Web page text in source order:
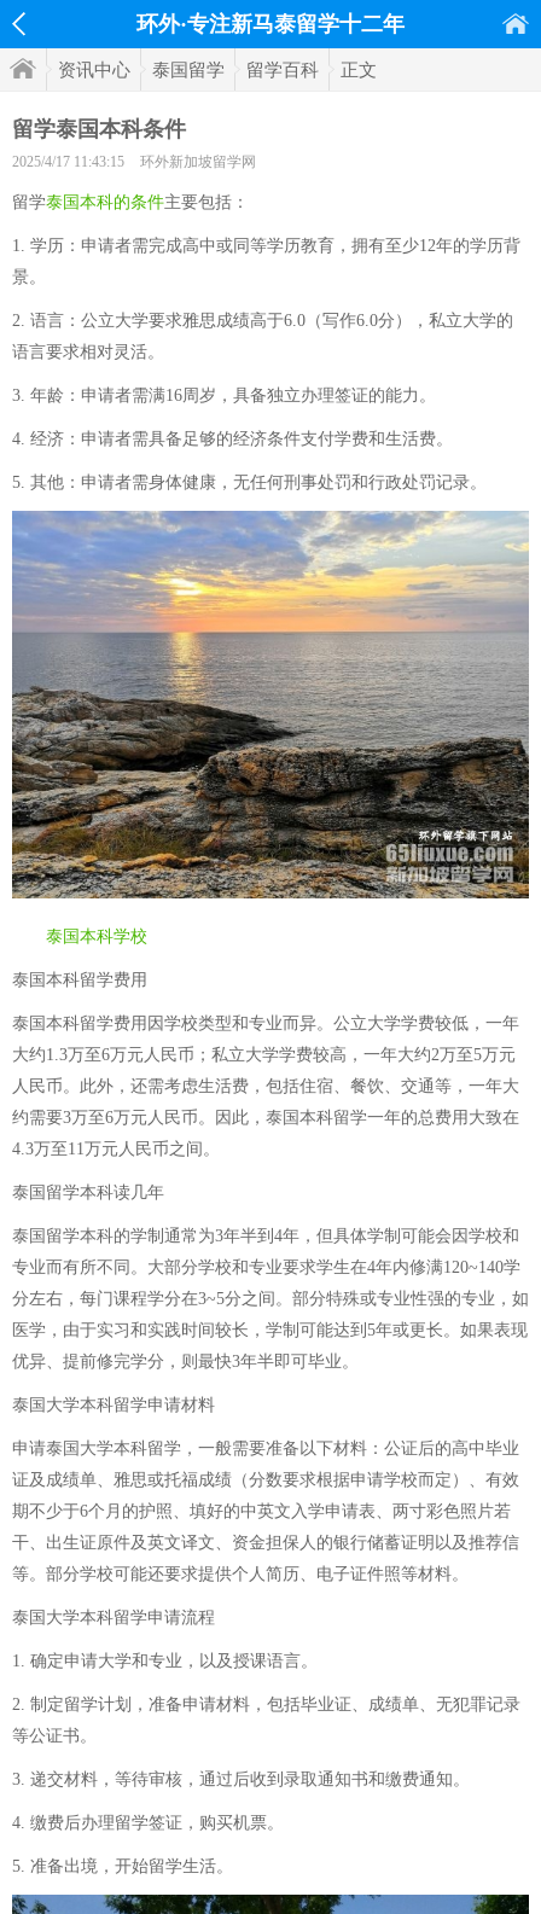
环外·专注新马泰留学十二年
资讯中心 泰国留学 留学百科 正文
留学泰国本科条件
2025/4/17 11:43:15 环外新加坡留学网
留学泰国本科的条件主要包括：
1. 学历：申请者需完成高中或同等学历教育，拥有至少12年的学历背
景。
2. 语言：公立大学要求雅思成绩高于6.0（写作6.0分），私立大学的
语言要求相对灵活。
3. 年龄：申请者需满16周岁，具备独立办理签证的能力。
4. 经济：申请者需具备足够的经济条件支付学费和生活费。
5. 其他：申请者需身体健康，无任何刑事处罚和行政处罚记录。
泰国本科学校
泰国本科留学费用
泰国本科留学费用因学校类型和专业而异。公立大学学费较低，一年
大约1.3万至6万元人民币；私立大学学费较高，一年大约2万至5万元
人民币。此外，还需考虑生活费，包括住宿、餐饮、交通等，一年大
约需要3万至6万元人民币。因此，泰国本科留学一年的总费用大致在
4.3万至11万元人民币之间。
泰国留学本科读几年
泰国留学本科的学制通常为3年半到4年，但具体学制可能会因学校和
专业而有所不同。大部分学校和专业要求学生在4年内修满120~140学
分左右，每门课程学分在3~5分之间。部分特殊或专业性强的专业，如
医学，由于实习和实践时间较长，学制可能达到5年或更长。如果表现
优异、提前修完学分，则最快3年半即可毕业。
泰国大学本科留学申请材料
申请泰国大学本科留学，一般需要准备以下材料：公证后的高中毕业
证及成绩单、雅思或托福成绩（分数要求根据申请学校而定）、有效
期不少于6个月的护照、填好的中英文入学申请表、两寸彩色照片若
干、出生证原件及英文译文、资金担保人的银行储蓄证明以及推荐信
等。部分学校可能还要求提供个人简历、电子证件照等材料。
泰国大学本科留学申请流程
1. 确定申请大学和专业，以及授课语言。
2. 制定留学计划，准备申请材料，包括毕业证、成绩单、无犯罪记录
等公证书。
3. 递交材料，等待审核，通过后收到录取通知书和缴费通知。
4. 缴费后办理留学签证，购买机票。
5. 准备出境，开始留学生活。